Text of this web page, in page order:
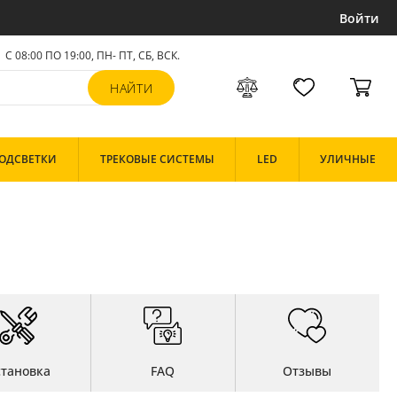
Войти
С 08:00 ПО 19:00, ПН- ПТ,СБ, ВСК.
ТРЕКОВЫЕ СИСТЕМЫ LED УЛИЧНЫЕ
FAQ Отзывы